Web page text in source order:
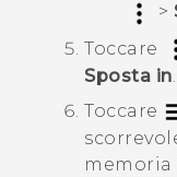
>
Toccare
Sposta in.
Toccare
memoria